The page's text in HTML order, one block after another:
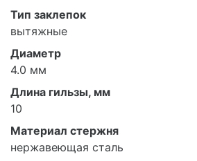
Тип заклепок
вытяжные
Диаметр
4.0 мм
Длина гильзы, мм
10
Материал стержня
нержавеющая сталь